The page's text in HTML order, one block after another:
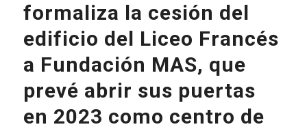
formaliza la cesión del
edificio del Liceo Francés
a Fundación MAS, que
prevé abrir sus puertas
en 2023 como centro de